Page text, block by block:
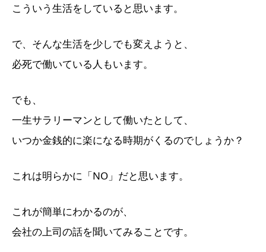
こういう生活をしていると思います。
で、そんな生活を少しでも変えようと、
必死で働いている人もいます。
でも、
一生サラリーマンとして働いたとして、
いつか金銭的に楽になる時期がくるのでしょうか？
これは明らかに「NO」だと思います。
これが簡単にわかるのが、
会社の上司の話を聞いてみることです。